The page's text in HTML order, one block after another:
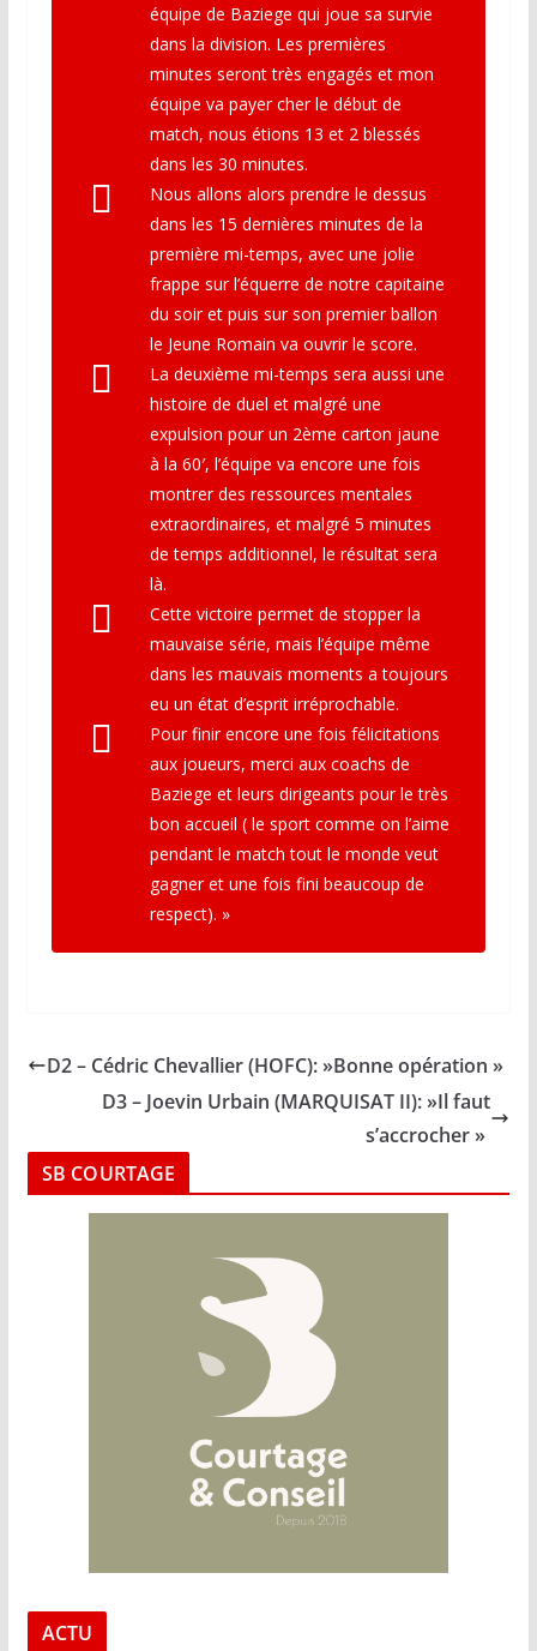
équipe de Baziege qui joue sa survie
dans la division. Les premières
minutes seront très engagés et mon
équipe va payer cher le début de
match, nous étions 13 et 2 blessés
dans les 30 minutes.
Nous allons alors prendre le dessus
dans les 15 dernières minutes de la
première mi-temps, avec une jolie
frappe sur l’équerre de notre capitaine
du soir et puis sur son premier ballon
le Jeune Romain va ouvrir le score.
La deuxième mi-temps sera aussi une
histoire de duel et malgré une
expulsion pour un 2ème carton jaune
à la 60′, l’équipe va encore une fois
montrer des ressources mentales
extraordinaires, et malgré 5 minutes
de temps additionnel, le résultat sera
là.
Cette victoire permet de stopper la
mauvaise série, mais l’équipe même
dans les mauvais moments a toujours
eu un état d’esprit irréprochable.
Pour finir encore une fois félicitations
aux joueurs, merci aux coachs de
Baziege et leurs dirigeants pour le très
bon accueil ( le sport comme on l’aime
pendant le match tout le monde veut
gagner et une fois fini beaucoup de
respect). »
D2 – Cédric Chevallier (HOFC): »B o n n e o p é r a t i o n »
D3 – Joevin Urbain (MARQUISAT II): »Il faut
s’accrocher »
SB COURTAGE
ACTU